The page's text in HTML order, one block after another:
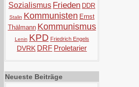
Sozialismus Frieden DDR
Stalin Kommunisten Ernst
Thälmann Kommunismus
Lenin KPD Friedrich Engels
DVRK DRF Proletarier
Neueste Beiträge